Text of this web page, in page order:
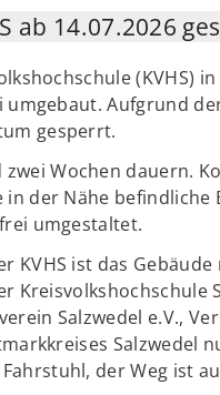
ab 14.07.2026
(KVHS)
umgebaut. Aufgrund
gesperrt.
Wochen dauern.
der Nähe befindliche
umgestaltet.
KVHS ist das
Kreisvolkshochschule
Salzwedel e.V.,
Salzwedel
der Weg ist